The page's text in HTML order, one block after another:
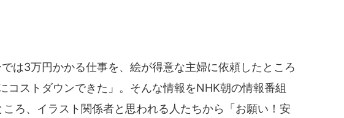
は3万円かかる仕事を、絵が得意な主婦に依頼したところ
コストダウンできた」。そんな情報をNHK朝の情報番組
ころ、イラスト関係者と思われる人たちから「お願い！安